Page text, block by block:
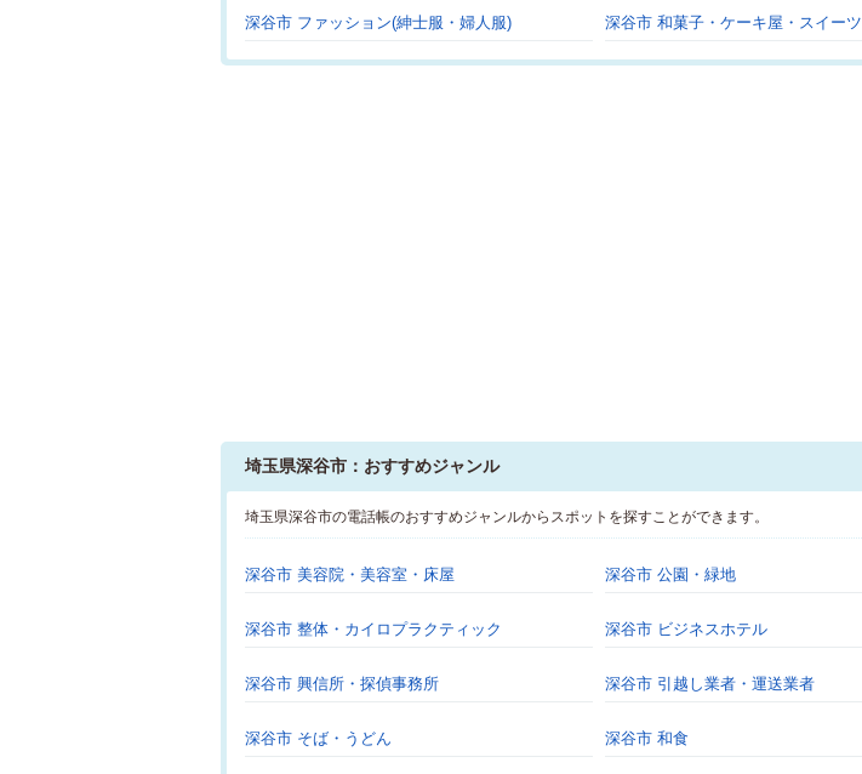
深谷市 ファッション(紳士服・婦人服) 深谷市 和菓子・ケーキ屋・スイーツ
埼玉県深谷市：おすすめジャンル
埼玉県深谷市の電話帳のおすすめジャンルからスポットを探すことができます。
深谷市 美容院・美容室・床屋 深谷市 公園・緑地
深谷市 整体・カイロプラクティック 深谷市 ビジネスホテル
深谷市 興信所・探偵事務所 深谷市 引越し業者・運送業者
深谷市 そば・うどん 深谷市 和食